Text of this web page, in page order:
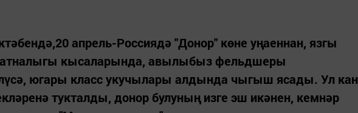
апрель-Россиядә "Донор" көне уңаеннан, язгы
атналыгы кысаларында, авылыбыз фельдшеры
югары класс укучылары алдында чыгыш ясады. Ул кан
тукталды, донор булуның изге эш икәнен, кемнәр